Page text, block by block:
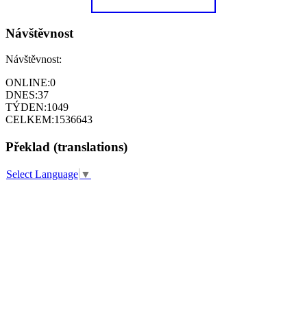
Návštěvnost
Návštěvnost:
ONLINE:0
DNES:37
TÝDEN:1049
CELKEM:1536643
Překlad (translations)
Select Language ▼